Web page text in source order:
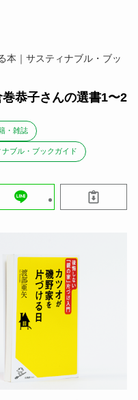
本｜サスティナブル・ブッ
恭子さんの選書1〜2
・雑誌
ブル・ブックガイド